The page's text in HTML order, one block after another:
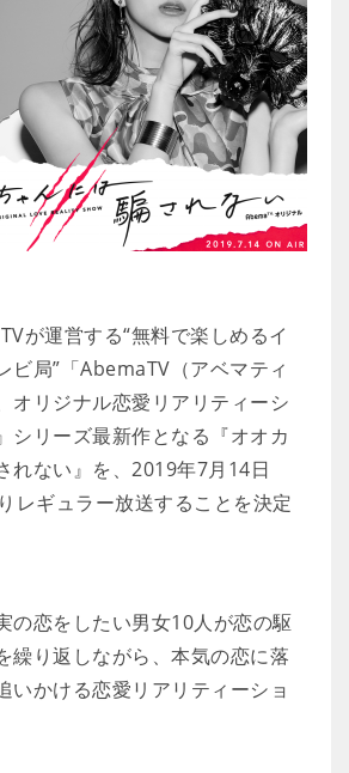
が運営する“無料で楽しめるイ
ビ局”「AbemaTV（アベマティ
オリジナル恋愛リアリティーシ
シリーズ最新作となる『オオカ
れない』を、2019年7月14日
レギュラー放送することを決定
の恋をしたい男女10人が恋の駆
繰り返しながら、本気の恋に落
いかける恋愛リアリティーショ